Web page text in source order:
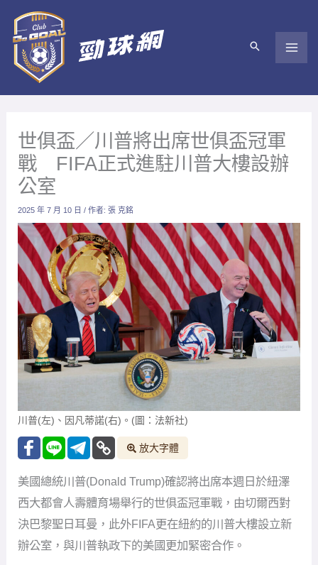
內
世俱盃／川普將出席世俱盃冠軍
戰 FIFA正式進駐川普大樓設辦
公室
2025 年 7 月 10 日/ 作者:張 克銘
川普(左)、因凡蒂諾(右)。(圖：法新社)
放大字體
美國總統川普(Donald Trump)確認將出席本週日於紐澤
西大都會人壽體育場舉行的世俱盃冠軍戰，由切爾西對
決巴黎聖日耳曼，此外FIFA更在紐約的川普大樓設立新
辦公室，與川普執政下的美國更加緊密合作。